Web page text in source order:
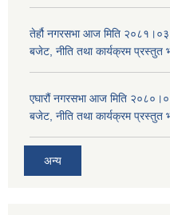
तेर्हौ नगरसभा आज मिति
बजेट, नीति तथा कार्यक्रम प्रस्तुत
एघारौं नगरसभा आज मिति
बजेट, नीति तथा कार्यक्रम प्रस्तुत
अन्य